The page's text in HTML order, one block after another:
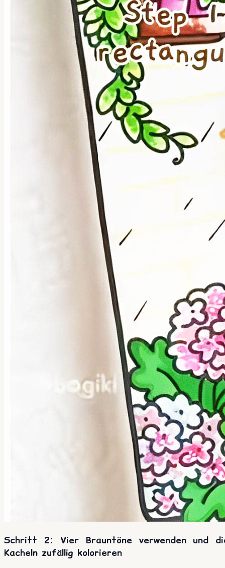
Schritt 2: Vier Brauntöne verwenden und
Kacheln zufällig kolorieren